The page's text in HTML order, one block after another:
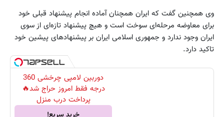
وی همچنین گفت که ایران همچنان آماده انجام پیشنهاد قبلی خود
برای معاوضه مرحله‌ای سوخت است و هیچ پیشنهاد تازه‌ای از سوی
ایران وجود ندارد و جمهوری اسلامی ایران بر پیشنهادهای پیشین خود
تاکید دارد.
دوربین لامپی چرخشی 360
درجه فقط امروز حراج شد🔥
پرداخت درب منزل